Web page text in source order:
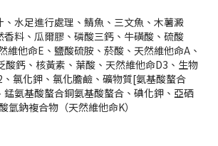
水足進行處理、鯖魚、三文魚、木薯澱
料、瓜爾膠、磷酸三鈣、牛磺酸、硫酸
維他命E、鹽酸硫胺、菸酸、天然維他命A、
酸鈣、核黃素、葉酸、天然維他命D3、生物
氯化鉀、氯化膽鹼、礦物質[氨基酸螯合
氨基酸螯合銅氨基酸螯合、碘化鉀、亞硒
氫鈉複合物（天然維他命K）